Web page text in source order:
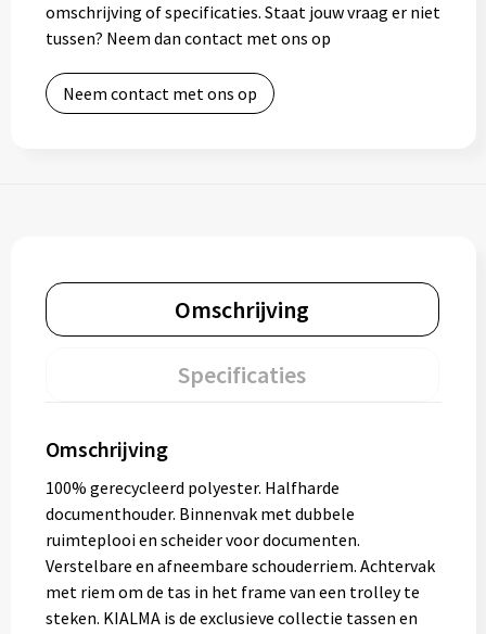
omschrijving of specificaties. Staat jouw vraag er niet
tussen? Neem dan contact met ons op
Neem contact met ons op
Omschrijving
Specificaties
Omschrijving
100% gerecycleerd polyester. Halfharde
documenthouder. Binnenvak met dubbele
ruimteplooi en scheider voor documenten.
Verstelbare en afneembare schouderriem. Achtervak
met riem om de tas in het frame van een trolley te
steken. KIALMA is de exclusieve collectie tassen en